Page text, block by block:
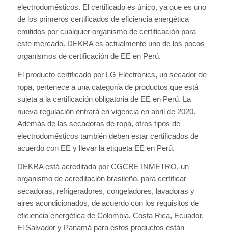
electrodomésticos. El certificado es único, ya que es uno
de los primeros certificados de eficiencia energética
emitidos por cualquier organismo de certificación para
este mercado. DEKRA es actualmente uno de los pocos
organismos de certificación de EE en Perú.
El producto certificado por LG Electronics, un secador de
ropa, pertenece a una categoría de productos que está
sujeta a la certificación obligatoria de EE en Perú. La
nueva regulación entrará en vigencia en abril de 2020.
Además de las secadoras de ropa, otros tipos de
electrodomésticos también deben estar certificados de
acuerdo con EE y llevar la etiqueta EE en Perú.
DEKRA está acreditada por CGCRE INMETRO, un
organismo de acreditación brasileño, para certificar
secadoras, refrigeradores, congeladores, lavadoras y
aires acondicionados, de acuerdo con los requisitos de
eficiencia energética de Colombia, Costa Rica, Ecuador,
El Salvador y Panamá para estos productos están